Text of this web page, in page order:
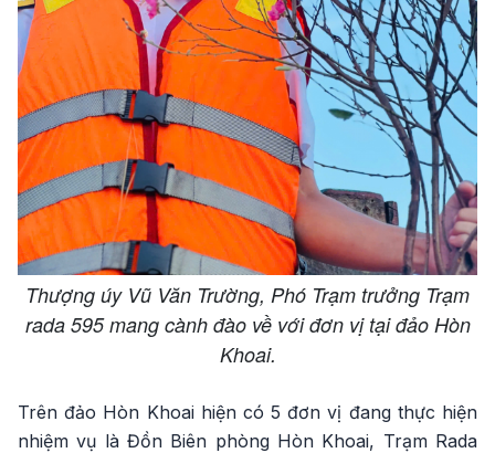
Thượng úy Vũ Văn Trường, Phó Trạm trưởng Trạm
rada 595 mang cành đào về với đơn vị tại đảo Hòn
Khoai.
Trên đảo Hòn Khoai hiện có 5 đơn vị đang thực hiện
nhiệm vụ là Đồn Biên phòng Hòn Khoai, Trạm Rada